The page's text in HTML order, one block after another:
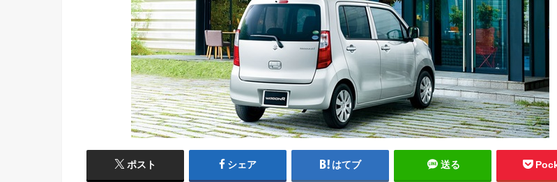
ポスト シェア はてブ 送る